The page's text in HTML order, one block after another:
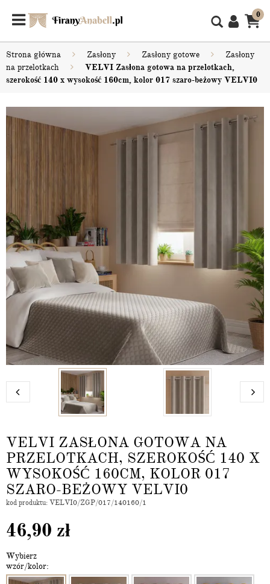
0
Strona główna Zasłony Zasłony gotowe
Zasłony
na przelotkach
VELVI Zasłona gotowa na przelotkach,
szerokość 140 x wysokość 160cm, kolor 017 szaro-beżowy VELVI0
VELVI ZASŁONA GOTOWA NA
PRZELOTKACH, SZEROKOŚĆ 140 X
WYSOKOŚĆ 160CM, KOLOR 017
SZARO-BEŻOWY VELVI0
kod produktu: VELVI0/ZGP/017/140160/1
46,90 zł
Wybierz
wzór/kolor: